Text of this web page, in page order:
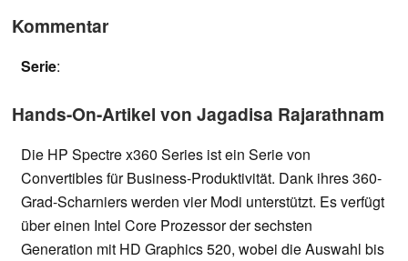
Kommentar
Serie:
Hands-On-Artikel von Jagadisa Rajarathnam
Die HP Spectre x360 Series ist ein Serie von
Convertibles für Business-Produktivität. Dank ihres 360-
Grad-Scharniers werden vier Modi unterstützt. Es verfügt
über einen Intel Core Prozessor der sechsten
Generation mit HD Graphics 520, wobei die Auswahl bis